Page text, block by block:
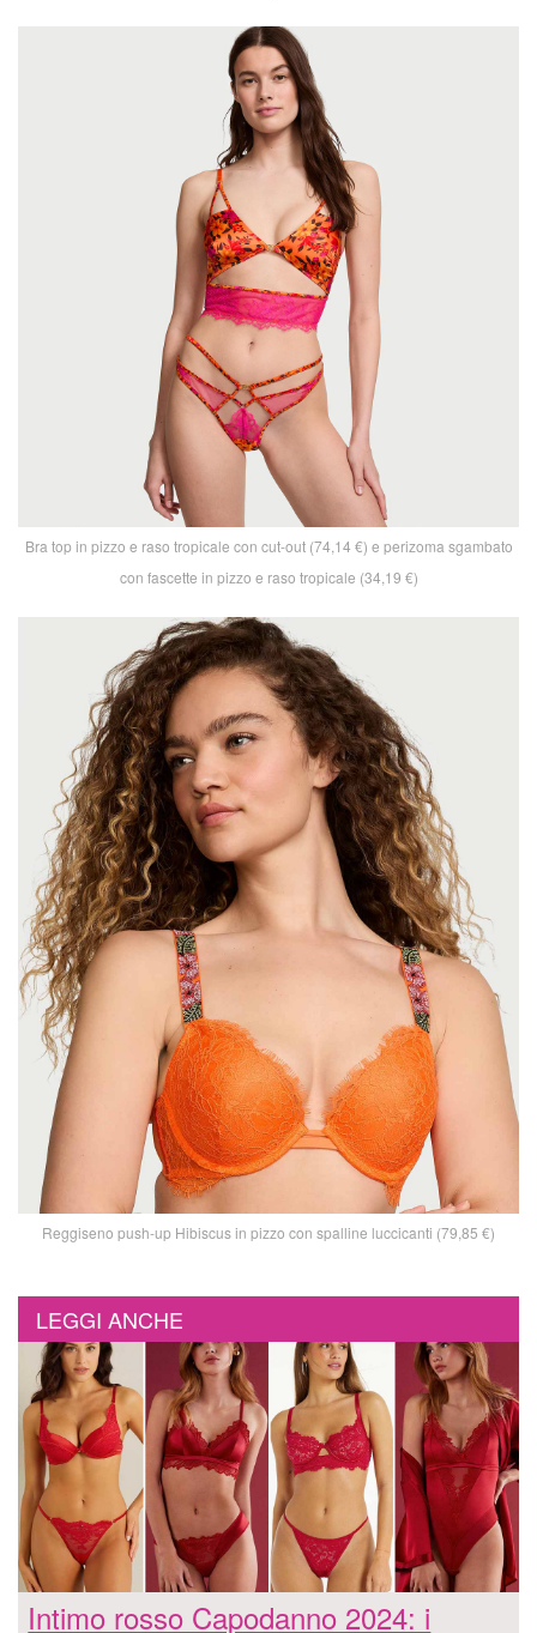
Bra top in pizzo e raso tropicale con cut-out (74,14 €) e perizoma sgambato
con fascette in pizzo e raso tropicale (34,19 €)
Reggiseno push-up Hibiscus in pizzo con spalline luccicanti (79,85 €)
LEGGI ANCHE
Intimo rosso Capodanno 2024: i